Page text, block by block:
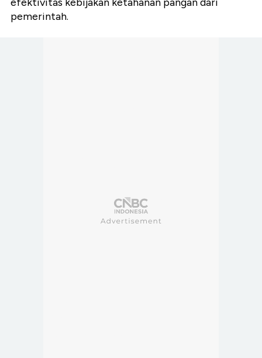
pemerintah.